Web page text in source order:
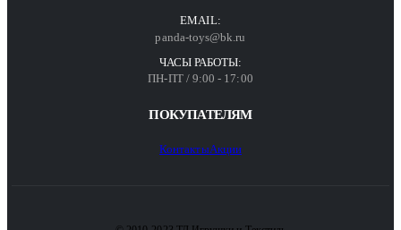
EMAIL:
panda-toys@bk.ru
ЧАСЫ РАБОТЫ:
ПН-ПТ / 9:00 - 17:00
ПОКУПАТЕЛЯМ
КонтактыАкции